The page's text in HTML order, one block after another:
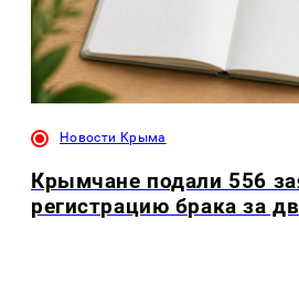
Новости Крыма
Крымчане подали 556
регистрацию брака за